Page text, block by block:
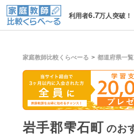
利用者6.7万人突破！
家庭教師比較くらべーる 都道府県一覧
岩手郡雫石町 のお